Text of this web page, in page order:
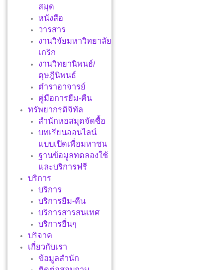
สมุด
หนังสือ
วารสาร
งานวิจัยมหาวิทยาลัย
เกริก
งานวิทยานิพนธ์/
ดุษฎีนิพนธ์
ตำราอาจารย์
คู่มือการยืม-คืน
ทรัพยากรดิจิทัล
สำนักหอสมุดจัดซื้อ
บทเรียนออนไลน์
แบบเปิดเพื่อมหาชน
ฐานข้อมูลทดลองใช้
และบริการฟรี
บริการ
บริการ
บริการยืม-คืน
บริการสารสนเทศ
บริการอื่นๆ
บริจาค
เกี่ยวกับเรา
ข้อมูลสำนัก